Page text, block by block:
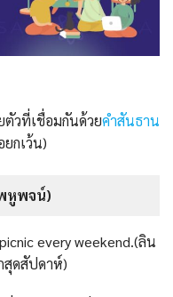
วที่เชื่อมกันด้วยคำสันธาน
กเว้น)
หูพจน์)
every weekend.(ลิน
สุดสัปดาห์)